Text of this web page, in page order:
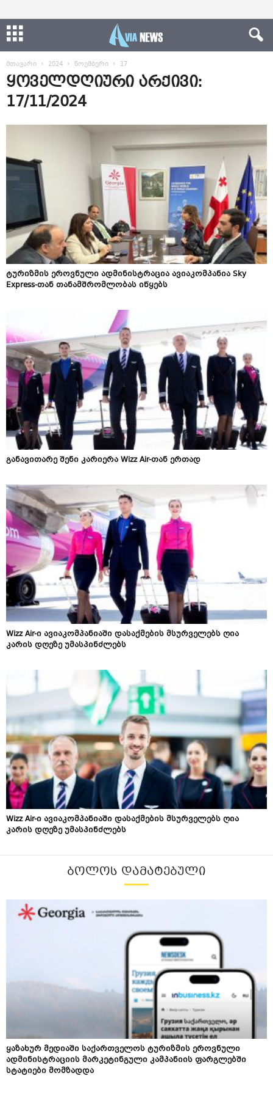
მთავარი 2024 ნოემბერი 17
ყოველდღიური არქივი:
17/11/2024
ტურიზმის ეროვნული ადმინისტრაცია ავიაკომპანია Sky
Express-თან თანამშრომლობას იწყებს
განავითარე შენი კარიერა Wizz Air-თან ერთად
Wizz Air-ი ავიაკომპანიაში დასაქმების მსურველებს ღია
კარის დღეზე უმასპინძლებს
Wizz Air-ი ავიაკომპანიაში დასაქმების მსურველებს ღია
კარის დღეზე უმასპინძლებს
ᲑᲝᲚᲝᲡ ᲓᲐᲛᲐᲢᲔᲑᲣᲚᲘ
ყაზახურ მედიაში საქართველოს ტურიზმის ეროვნული
ადმინისტრაციის მარკეტინგული კამპანიის ფარგლებში
სტატიები მომზადდა